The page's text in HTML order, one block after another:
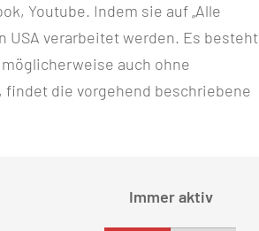
Youtube. Indem sie auf „Alle
USA verarbeitet werden. Es besteht
auch ohne
die vorgehend beschriebene
Immer aktiv